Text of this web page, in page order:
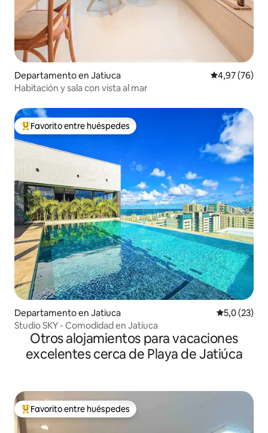
Departamento en Jatiuca Calificación
4,97 (76)
Habitación y sala con vista al mar
Favorito entre los huéspedes más destacados
Favorito entre huéspedes
Departamento en Jatiuca Calificación
5,0 (23)
Studio SKY - Comodidad en Jatíuca
Otros alojamientos para vacaciones
excelentes cerca de Playa de Jatiúca
Favorito entre los huéspedes más destacados
Favorito entre huéspedes